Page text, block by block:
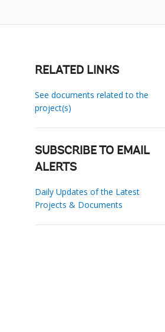
RELATED LINKS
See documents related to the
project(s)
SUBSCRIBE TO EMAIL
ALERTS
Daily Updates of the Latest
Projects & Documents